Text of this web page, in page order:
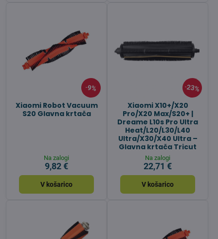
9%
Xiaomi Robot Vacuum
S20 Glavna krtača
Na zalogi
9,82 €
V košarico
23%
Xiaomi X10+/X20
Pro/X20 Max/S20+ |
Dreame L10s Pro Ultra
Heat/L20/L30/L40
Ultra/X30/X40 Ultra –
Glavna krtača Tricut
Na zalogi
22,71 €
V košarico